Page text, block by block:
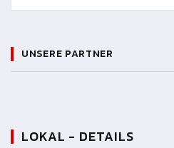
UNSERE PARTNER
LOKAL - DETAILS